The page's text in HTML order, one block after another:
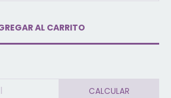
CALCULAR